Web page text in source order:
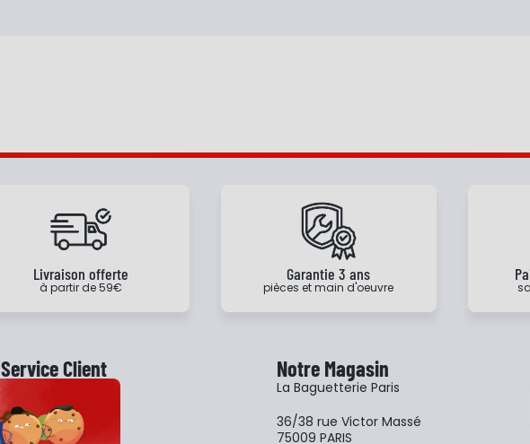
Livraison offerte
à partir de 59€
Garantie 3 ans
pièces et main d'oeuvre
Service Client
Garantie 3 ans
Notre Magasin
La Baguetterie Paris
36/38 rue Victor Massé
75009 PARIS